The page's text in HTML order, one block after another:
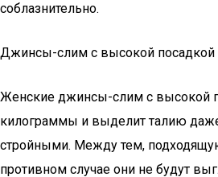
соблазнительно.
Джинсы-слим с высокой посадкой
Женские джинсы-слим с высокой
килограммы и выделит талию
стройными. Между тем,
противном случае они не будут